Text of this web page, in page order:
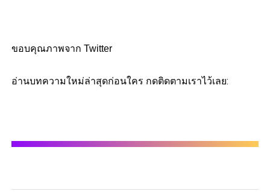
ขอบคุณภาพจาก Twitter
อ่านบทความใหม่ล่าสุดก่อนใคร กดติดตามเราไว้เลย: